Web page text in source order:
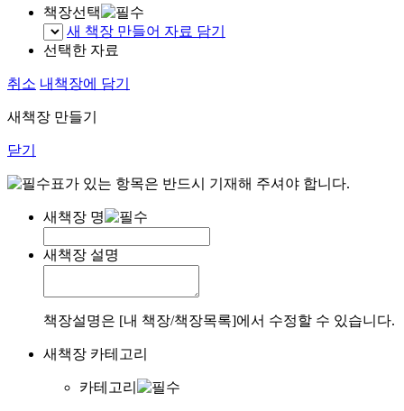
책장선택
새 책장 만들어 자료 담기
선택한 자료
취소 내책장에 담기
새책장 만들기
닫기
표가 있는 항목은 반드시 기재해 주셔야 합니다.
새책장 명
새책장 설명
책장설명은 [내 책장/책장목록]에서 수정할 수 있습니다.
새책장 카테고리
카테고리